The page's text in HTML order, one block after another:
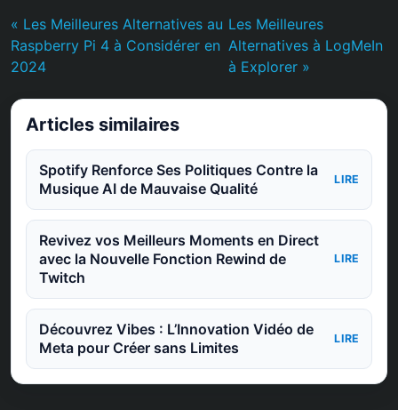
« Les Meilleures Alternatives au
Raspberry Pi 4 à Considérer en
2024
Les Meilleures
Alternatives à LogMeIn
à Explorer »
Articles similaires
Spotify Renforce Ses Politiques Contre la
Musique AI de Mauvaise Qualité
LIRE
Revivez vos Meilleurs Moments en Direct
avec la Nouvelle Fonction Rewind de
Twitch
LIRE
Découvrez Vibes : L’Innovation Vidéo de
Meta pour Créer sans Limites
LIRE